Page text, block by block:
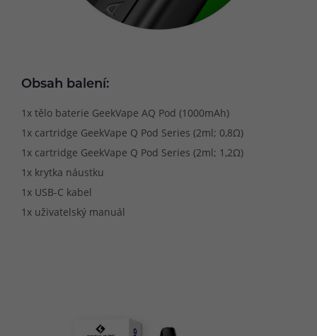
Obsah balení:
1x tělo baterie GeekVape AQ Pod (1000mAh)
1x cartridge GeekVape Q Pod Series (2ml; 0,8Ω)
1x cartridge GeekVape Q Pod Series (2ml; 1,2Ω)
1x krytka náustku
1x USB-C kabel
1x uživatelský manuál